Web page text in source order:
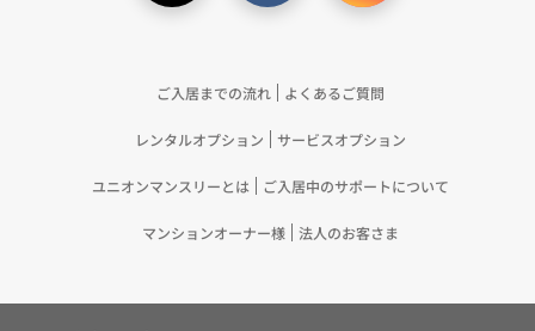
ご入居までの流れ よくあるご質問
レンタルオプション サービスオプション
ユニオンマンスリーとは ご入居中のサポートについて
マンションオーナー様 法人のお客さま